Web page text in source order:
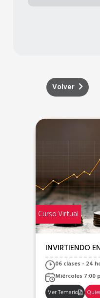
Volver
Curso Virtual
INVIRTIENDO
06 clases - 24
Miércoles 7:00
Ver Temario